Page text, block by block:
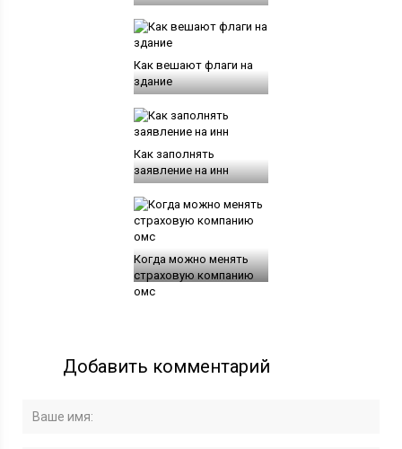
Как вешают флаги на
здание
Как заполнять
заявление на инн
Когда можно менять
страховую компанию
омс
Добавить комментарий